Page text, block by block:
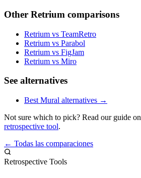
Other Retrium comparisons
Retrium vs TeamRetro
Retrium vs Parabol
Retrium vs FigJam
Retrium vs Miro
See alternatives
Best Mural alternatives →
Not sure which to pick? Read our guide on
retrospective tool.
← Todas las comparaciones
Retrospective Tools